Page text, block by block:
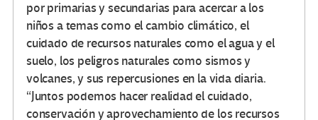
por primarias y secundarias para acercar a los
niños a temas como el cambio climático, el
cuidado de recursos naturales como el agua y el
suelo, los peligros naturales como sismos y
volcanes, y sus repercusiones en la vida diaria.
“Juntos podemos hacer realidad el cuidado,
conservación y aprovechamiento de los recursos